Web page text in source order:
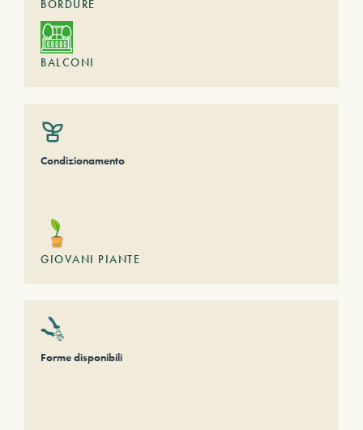
BORDURE
BALCONI
Condizionamento
GIOVANI PIANTE
Forme disponibili